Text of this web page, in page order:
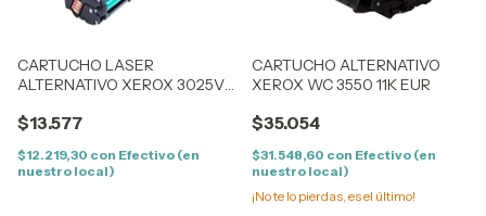
CARTUCHO LASER
ALTERNATIVO XEROX 3025V2
3020 /3025
$13.577
$12.219,30 con Efectivo (en
nuestro local)
CARTUCHO ALTERNATIVO
XEROX WC 3550 11K EUR
$35.054
$31.548,60 con Efectivo (en
nuestro local)
¡No te lo pierdas, es el último!